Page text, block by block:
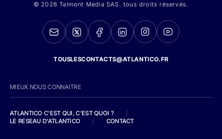
© 2026 Talmont Media SAS. tous droits réservés.
TOUSLESCONTACTS@ATLANTICO.FR
MIEUX NOUS CONNAITRE
ATLANTICO C'EST QUI, C'EST QUOI ?
/
LE RESEAU D'ATLANTICO
/ CONTACT